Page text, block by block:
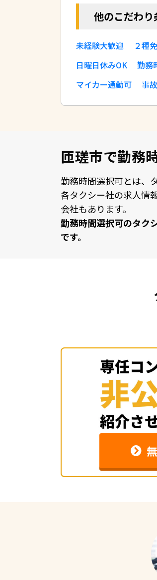
他のこだわ
未経験大歓迎 ２種
日曜日休みOK
勤務
マイカー通勤可
事
匝瑳市で勤務
勤務時間選択可とは、
各タクシー社の求⼈情
会社もあります。
勤務時間選択可のタク
です。